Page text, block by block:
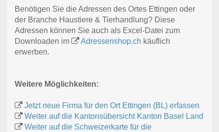
Benötigen Sie die Adressen des Ortes Ettingen oder
der Branche Haustiere & Tierhandlung? Diese
Adressen können Sie auch als Excel-Datei zum
Downloaden im
Adressenshop.ch käuflich
erwerben.
Weitere Möglichkeiten:
Jetzt neue Firma für den Ort Ettingen (BL) erfassen
Weiter auf die Kantonsübersicht Kanton Basel Land
Weiter auf die Schweizerkarte für die